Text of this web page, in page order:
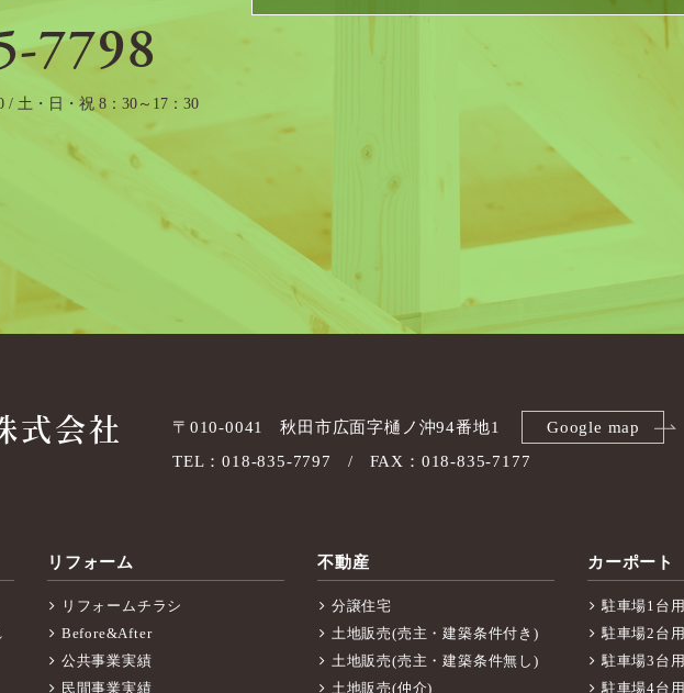
7798
/ 土・日・祝 8：30～17：30
式会社 〒010-0041 秋田市広面字樋ノ沖94番地1
Google map
TEL：018-835-7797
FAX：018-835-7177
リフォーム
リフォームチラシ
Before&After
公共事業実績
民間事業実績
不動産
分譲住宅
土地販売(売主・建築条件付き)
土地販売(売主・建築条件無し)
土地販売(仲介)
カーポート
駐車場1台用
駐車場2台用
駐車場3台用
駐車場4台用